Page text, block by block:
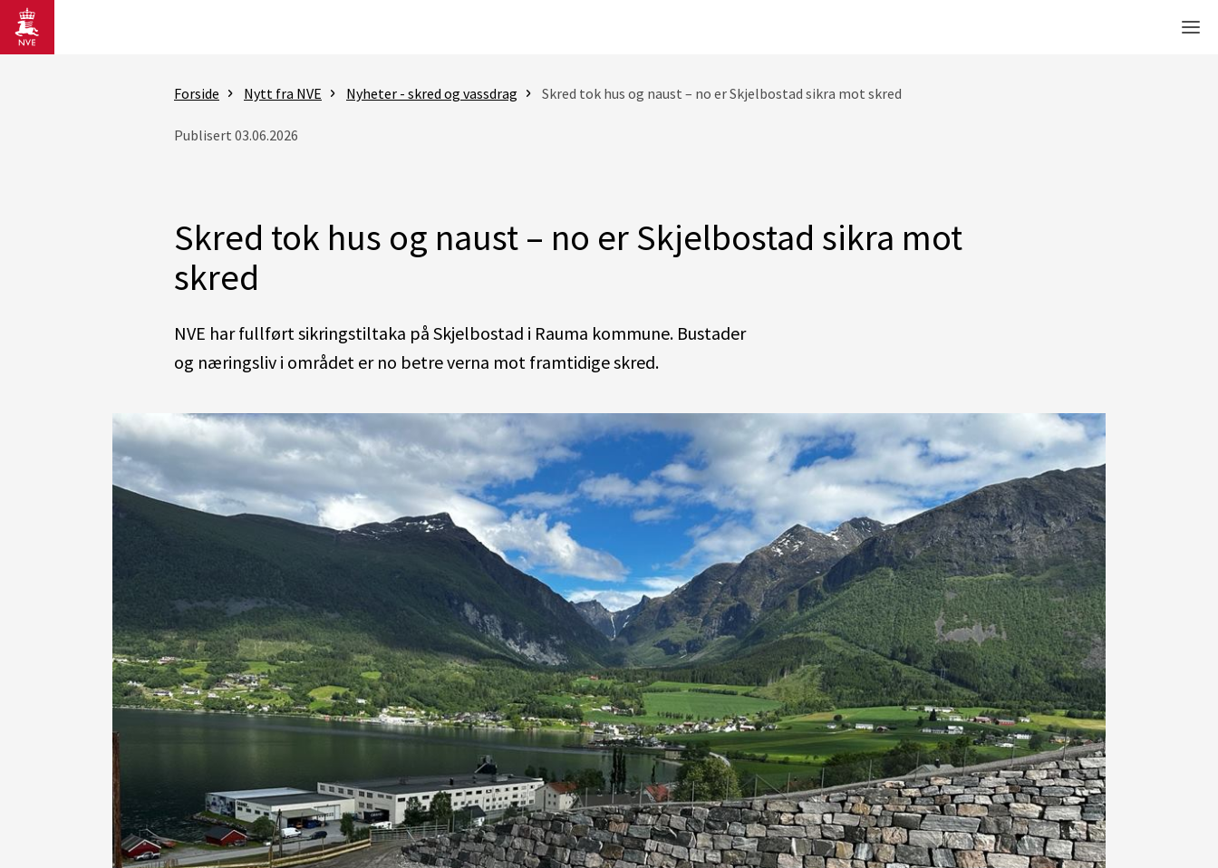
Gå til hovedinnhold
Forside Nytt fra NVE Nyheter - skred og vassdrag Skred tok hus og naust – no er Skjelbostad sikra mot skred
Publisert 03.06.2026
Skred tok hus og naust – no er Skjelbostad sikra mot
skred
NVE har fullført sikringstiltaka på Skjelbostad i Rauma kommune. Bustader
og næringsliv i området er no betre verna mot framtidige skred.